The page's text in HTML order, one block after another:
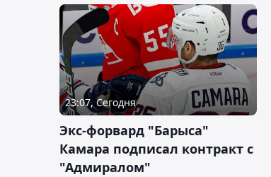
23:07, Сегодня
Экс-форвард "Барыса"
Камара подписал контракт с
"Адмиралом"